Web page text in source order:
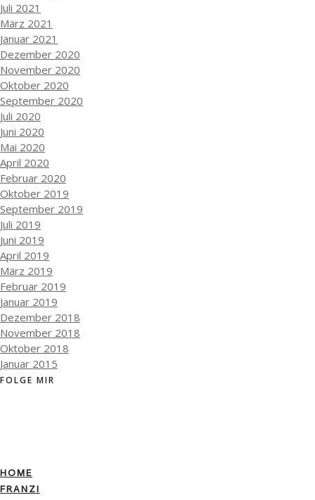
Juli 2021
März 2021
Januar 2021
Dezember 2020
November 2020
Oktober 2020
September 2020
Juli 2020
Juni 2020
Mai 2020
April 2020
Februar 2020
Oktober 2019
September 2019
Juli 2019
Juni 2019
April 2019
März 2019
Februar 2019
Januar 2019
Dezember 2018
November 2018
Oktober 2018
Januar 2015
FOLGE MIR
HOME
FRANZI